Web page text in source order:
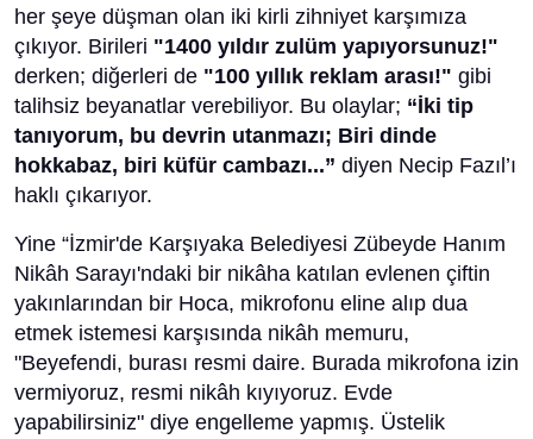
her şeye düşman olan iki kirli zihniyet karşımıza
çıkıyor. Birileri "1400 yıldır zulüm yapıyorsunuz!"
derken; diğerleri de "100 yıllık reklam arası!" gibi
talihsiz beyanatlar verebiliyor. Bu olaylar; “İki tip
tanıyorum, bu devrin utanmazı; Biri dinde
hokkabaz, biri küfür cambazı...” diyen Necip Fazıl’ı
haklı çıkarıyor.
Yine “İzmir'de Karşıyaka Belediyesi Zübeyde Hanım
Nikâh Sarayı'ndaki bir nikâha katılan evlenen çiftin
yakınlarından bir Hoca, mikrofonu eline alıp dua
etmek istemesi karşısında nikâh memuru,
"Beyefendi, burası resmi daire. Burada mikrofona izin
vermiyoruz, resmi nikâh kıyıyoruz. Evde
yapabilirsiniz" diye engelleme yapmış. Üstelik